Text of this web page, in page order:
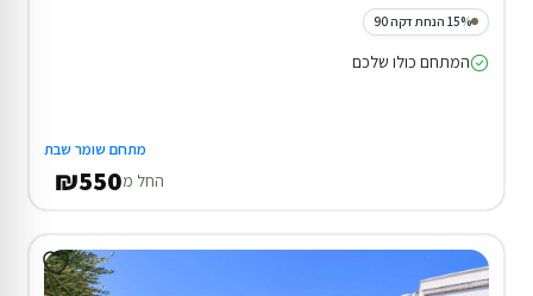
15% הנחת דקה 90
המתחם כולו שלכם
מתחם שומר שבת
החל מ₪550